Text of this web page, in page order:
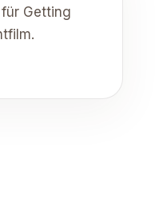
Getting